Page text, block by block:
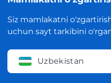
Siz mamlakatni
uchun sayt tarkibini
Uzbekistan